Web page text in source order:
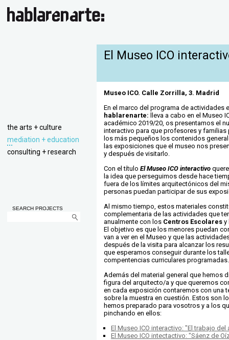
the arts + culture
mediation + education
consulting + research
SEARCH PROJECTS
El Museo ICO
Museo ICO. Calle Zorrilla, 3. Madrid
En el marco del programa de actividades
hablarenarte: lleva a cabo en el Museo
académico 2019/20, os presentamos el
interactivo para que profesores y
los más pequeños los contenidos
las exposiciones que el museo nos
y después de visitarlo.
Con el título El Museo ICO interactivo
la idea que perseguimos desde hace
fuera de los límites arquitectónicos del
personas puedan participar de sus
Al mismo tiempo, estos materiales
complementaria de las actividades que
anualmente con los Centros Escolares y
El objetivo es que los menores puedan
van a ver en el Museo y que las
después de la visita para alcanzar los
que esperamos conseguir durante los
compentencias curriculares programadas.
Además del material general que hemos
figura del arquitecto/a y que queremos
en cada exposición contaremos con una
sobre la muestra en cuestión. Estos son
hemos preparado para vosotros y a los
pinchando en ellos:
El Museo ICO interactivo: "El trabajo
El Museo ICO intectactivo: "Sáenz de